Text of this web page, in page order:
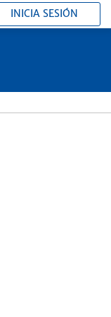
INICIA SESIÓN